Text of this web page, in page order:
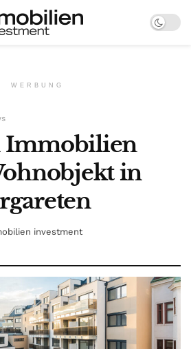
WERBUNG
Immobilien
in
investment